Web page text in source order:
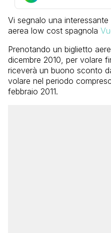
Vi segnalo una
aerea low cost spagnola
Prenotando un biglietto
dicembre 2010, per volare
riceverà un buono sconto
volare nel periodo
febbraio 2011.